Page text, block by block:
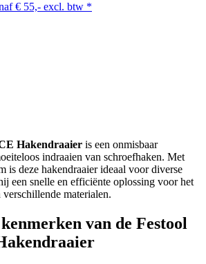
€ 55,- excl. btw *
Hakendraaier is een onmisbaar
indraaien van schroefhaken. Met
is deze hakendraaier ideaal voor diverse
een snelle en efficiënte oplossing voor het
materialen.
van de Festool